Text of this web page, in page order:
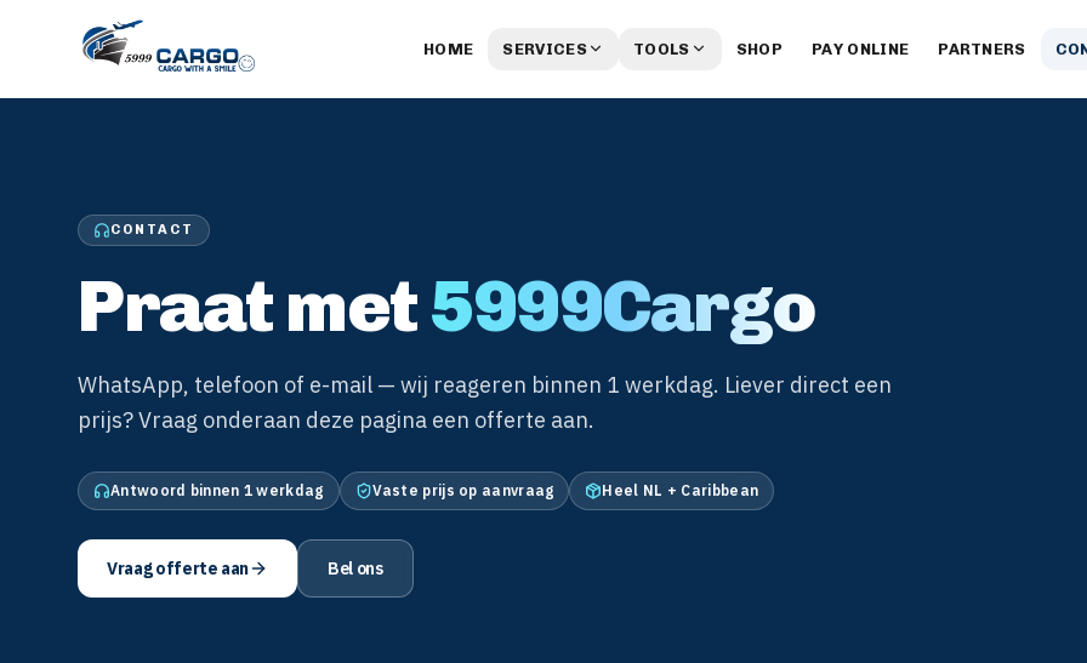
HOME SERVICES TOOLS SHOP PAY ONLINE PARTNERS
CONTACT
Praat met5999Cargo
WhatsApp, telefoon of e-mail — wij reageren binnen 1 werkdag. Liever direct een
prijs? Vraag onderaan deze pagina een offerte aan.
Antwoord binnen 1 werkdag Vaste prijs op aanvraag Heel NL + Caribbean
Vraag offerte aan Bel ons